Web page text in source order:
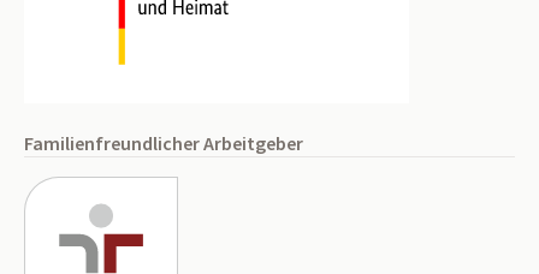
Familienfreundlicher Arbeitgeber